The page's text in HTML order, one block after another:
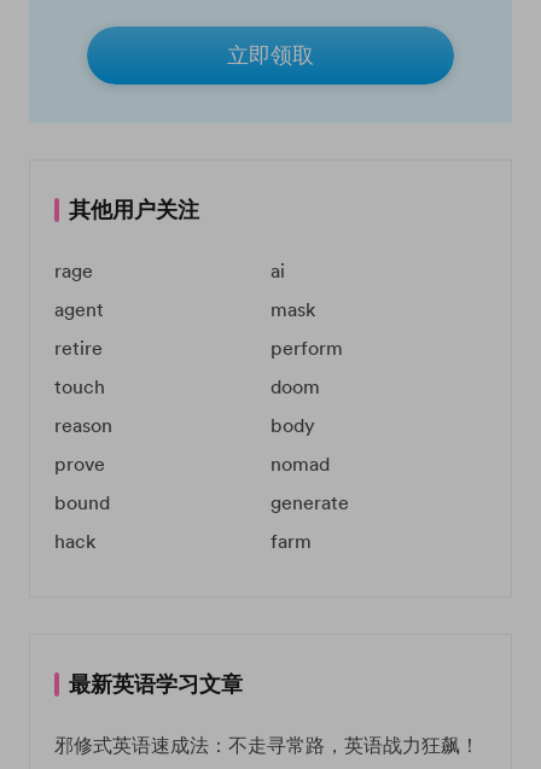
立即领取
其他用户关注
rage
ai
agent
mask
retire
perform
touch
doom
reason
body
prove
nomad
bound
generate
hack
farm
最新英语学习文章
邪修式英语速成法：不走寻常路，英语战力狂飙！